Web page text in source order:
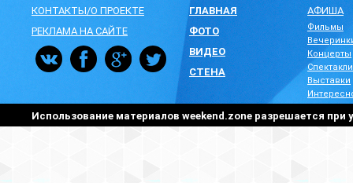
КОНТАКТЫ/О ПРОЕКТЕ
РЕКЛАМА НА САЙТЕ
ГЛАВНАЯ
ФОТО
ВИДЕО
СТЕНА
АФИША
Фильмы
Концерты
Спектакли
Выставки
Использование материалов weekend.zone разрешается